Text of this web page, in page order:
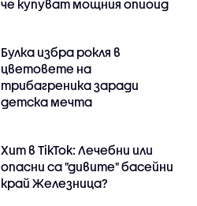
че купуват мощния опиоид
Булка избра рокля в
цветовете на
трибагреника заради
детска мечта
Хит в TikTok: Лечебни или
опасни са "дивите" басейни
край Железница?